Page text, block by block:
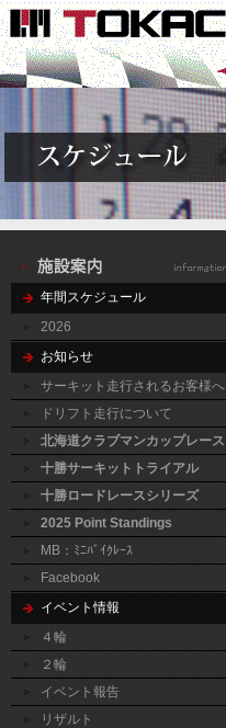
年間スケジュール
2026
お知らせ
サーキット走行されるお客様へ
ドリフト走行について
北海道クラブマンカップレース
十勝サーキットトライアル
十勝ロードレースシリーズ
2025 Point Standings
MB：ﾐﾆﾊﾞｲｸﾚｰｽ
Facebook
イベント情報
４輪
２輪
イベント報告
リザルト